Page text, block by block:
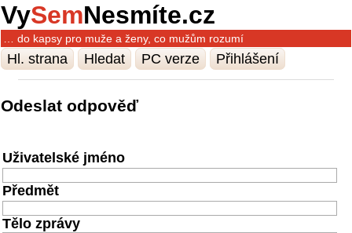
VySemNesmíte.cz
… do kapsy pro muže a ženy, co mužům rozumí
Hl. strana Hledat PC verze Přihlášení
Odeslat odpověď
Uživatelské jméno
Předmět
Tělo zprávy